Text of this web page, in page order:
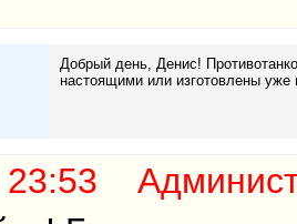
Добрый день, Денис!
настоящими или изготовлены
23:53